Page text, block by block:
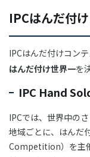
IPCはんだ付
IPCはんだ付けコン
はんだ付け世界一を
IPC Hand
IPCでは、世界中の
地域ごとに、はんだ
Competition）を主